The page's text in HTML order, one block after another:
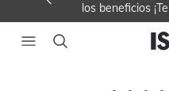
los beneficios